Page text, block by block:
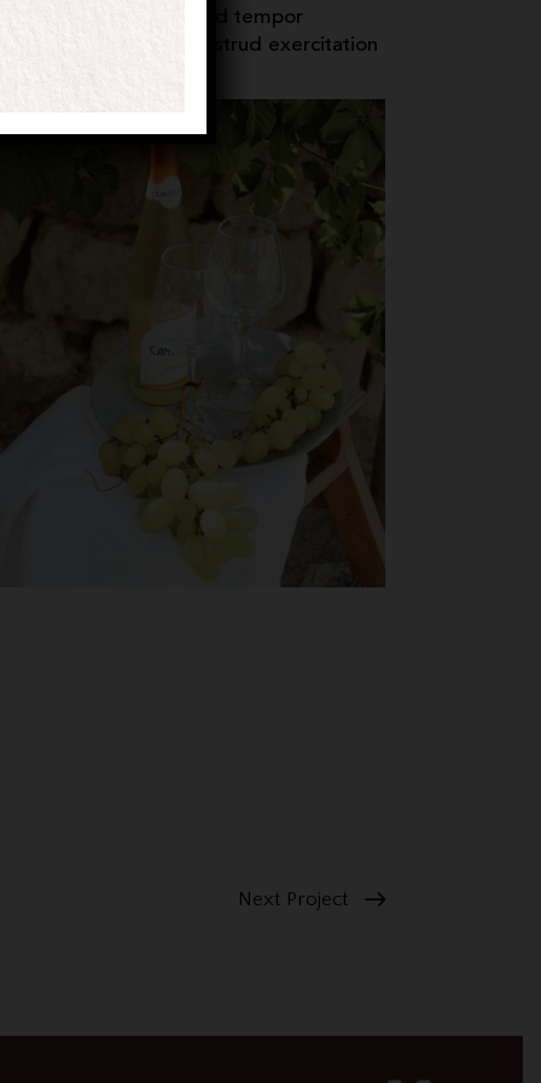
elit, sed do eiusmod tempor
ad veniam quis nostrud exercitation
Next Project